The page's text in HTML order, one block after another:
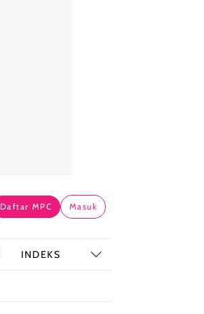
Daftar MPC Masuk
INDEKS